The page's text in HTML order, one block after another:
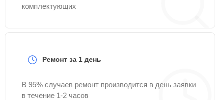
комплектующих
Ремонт за 1 день
В 95% случаев ремонт производится в день заявки
в течение 1-2 часов